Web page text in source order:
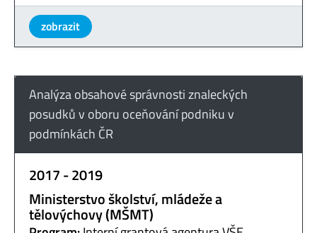
zobrazit
Analýza obsahové správnosti znaleckých
posudků v oboru oceňování podniku v
podmínkách ČR
2017 - 2019
Ministerstvo školství, mládeže a
tělovýchovy (MŠMT)